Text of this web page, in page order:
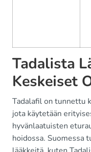
Tadalista
Keskeiset
Tadalafil on tunnettu
jota käytetään
hyvänlaatuisten
hoidossa. Suomessa